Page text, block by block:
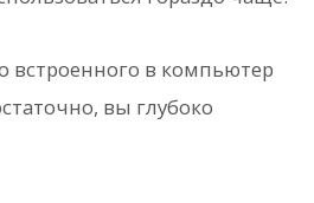
встроенного в компьютер
вы глубоко